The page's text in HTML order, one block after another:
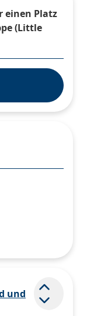
einen Platz
(Little
und